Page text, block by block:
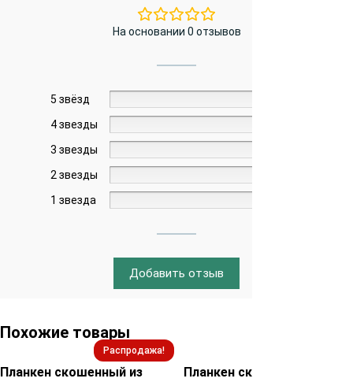
На основании 0 отзывов
5 звёзд
4 звезды
3 звезды
2 звезды
1 звезда
Добавить отзыв
Похожие товары
Распродажа!
Планкен скошенный из
Планкен скошенный из